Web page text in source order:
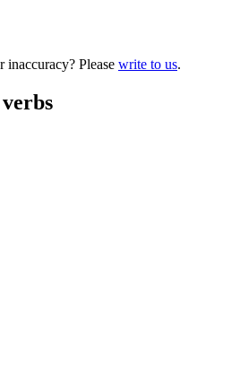
Please write to us.